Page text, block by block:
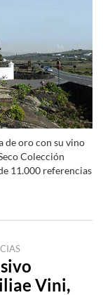
de oro con su vino
Colección
11.000 referencias
Vini,